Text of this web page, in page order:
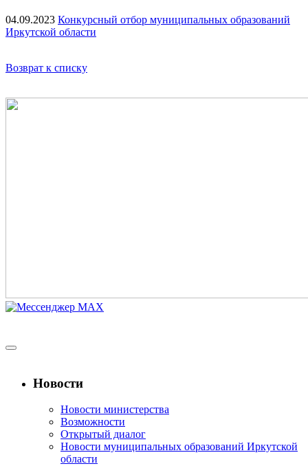
04.09.2023 Конкурсный отбор муниципальных образований
Иркутской области
Возврат к списку
Новости
Новости министерства
Возможности
Открытый диалог
Новости муниципальных образований Иркутской
области